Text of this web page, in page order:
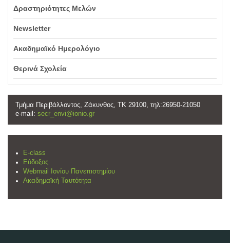
Δραστηριότητες Μελών
Newsletter
Ακαδημαϊκό Ημερολόγιο
Θερινά Σχολεία
Τμήμα Περιβάλλοντος, Ζάκυνθος, ΤΚ 29100, τηλ:26950-21050
e-mail: secr_envi@ionio.gr
E-class
Εύδοξος
Webmail Ιονίου Πανεπιστημίου
Ακαδημαϊκή Ταυτότητα